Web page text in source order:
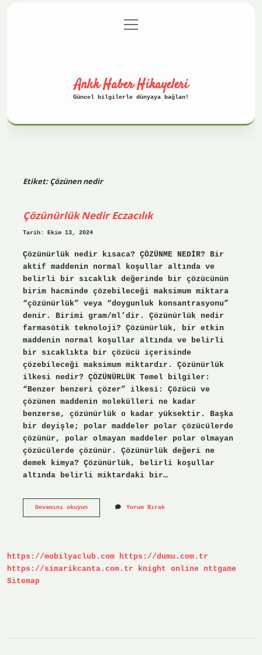
Gizlilik Politikası
menüyü
aç
Anlık Haber Hikayeleri
Güncel bilgilerle dünyaya bağlan!
Etiket:Çözünen nedir
Çözünürlük Nedir Eczacılık
Tarih: Ekim 13, 2024
Çözünürlük nedir kısaca? ÇÖZÜNME NEDİR? Bir
aktif maddenin normal koşullar altında ve
belirli bir sıcaklık değerinde bir çözücünün
birim hacminde çözebileceği maksimum miktara
“çözünürlük” veya “doygunluk konsantrasyonu”
denir. Birimi gram/ml’dir. Çözünürlük nedir
farmasötik teknoloji? Çözünürlük, bir etkin
maddenin normal koşullar altında ve belirli
bir sıcaklıkta bir çözücü içerisinde
çözebileceği maksimum miktardır. Çözünürlük
ilkesi nedir? ÇÖZÜNÜRLÜK Temel bilgiler:
“Benzer benzeri çözer” ilkesi: Çözücü ve
çözünen maddenin molekülleri ne kadar
benzerse, çözünürlük o kadar yüksektir. Başka
bir deyişle; polar maddeler polar çözücülerde
çözünür, polar olmayan maddeler polar olmayan
çözücülerde çözünür. Çözünürlük değeri ne
demek kimya? Çözünürlük, belirli koşullar
altında belirli miktardaki bir…
Devamını okuyunÇözünürlük
Yorum Bırak
https://mobilyaclub.com https://dumu.com.tr
https://simarikcanta.com.tr
knight online
nttgame
Sitemap